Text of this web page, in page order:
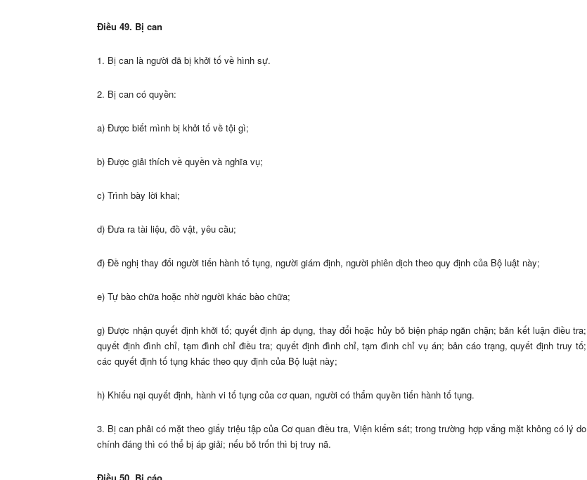
Điều 49. Bị can
1. Bị can là người đã bị khởi tố về hình sự.
2. Bị can có quyền:
a) Được biết mình bị khởi tố về tội gì;
b) Được giải thích về quyền và nghĩa vụ;
c) Trình bày lời khai;
d) Đưa ra tài liệu, đồ vật, yêu cầu;
đ) Đề nghị thay đổi người tiến hành tố tụng, người giám định, người phiên dịch theo quy định của Bộ luật này;
e) Tự bào chữa hoặc nhờ người khác bào chữa;
g) Được nhận quyết định khởi tố; quyết định áp dụng, thay đổi hoặc hủy bỏ biện pháp ngăn chặn; bản kết luận điều tra;
quyết định đình chỉ, tạm đình chỉ điều tra; quyết định đình chỉ, tạm đình chỉ vụ án; bản cáo trạng, quyết định truy tố;
các quyết định tố tụng khác theo quy định của Bộ luật này;
h) Khiếu nại quyết định, hành vi tố tụng của cơ quan, người có thẩm quyền tiến hành tố tụng.
3. Bị can phải có mặt theo giấy triệu tập của Cơ quan điều tra, Viện kiểm sát; trong trường hợp vắng mặt không có lý do
chính đáng thì có thể bị áp giải; nếu bỏ trốn thì bị truy nã.